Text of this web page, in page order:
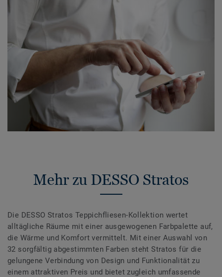
Mehr zu DESSO Stratos
Die DESSO Stratos Teppichfliesen-Kollektion wertet
alltägliche Räume mit einer ausgewogenen Farbpalette auf,
die Wärme und Komfort vermittelt. Mit einer Auswahl von
32 sorgfältig abgestimmten Farben steht Stratos für die
gelungene Verbindung von Design und Funktionalität zu
einem attraktiven Preis und bietet zugleich umfassende